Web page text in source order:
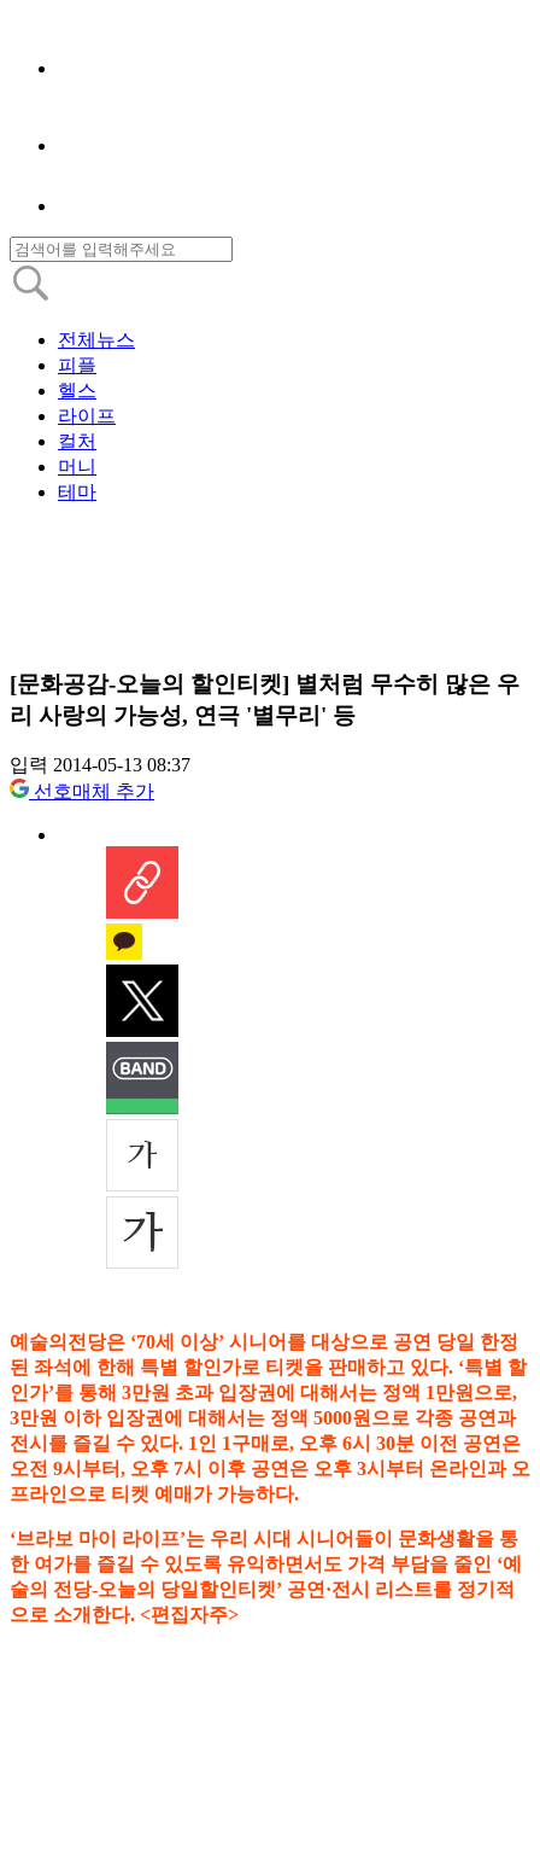
전체뉴스
피플
헬스
라이프
컬처
머니
테마
[문화공감-오늘의 할인티켓] 별처럼 무수히 많은 우
리 사랑의 가능성, 연극 '별무리' 등
입력 2014-05-13 08:37
선호매체 추가
예술의전당은 ‘70세 이상’ 시니어를 대상으로 공연 당일 한정
된 좌석에 한해 특별 할인가로 티켓을 판매하고 있다. ‘특별 할
인가’를 통해 3만원 초과 입장권에 대해서는 정액 1만원으로,
3만원 이하 입장권에 대해서는 정액 5000원으로 각종 공연과
전시를 즐길 수 있다. 1인 1구매로, 오후 6시 30분 이전 공연은
오전 9시부터, 오후 7시 이후 공연은 오후 3시부터 온라인과 오
프라인으로 티켓 예매가 가능하다.
‘브라보 마이 라이프’는 우리 시대 시니어들이 문화생활을 통
한 여가를 즐길 수 있도록 유익하면서도 가격 부담을 줄인 ‘예
술의 전당-오늘의 당일할인티켓’ 공연·전시 리스트를 정기적
으로 소개한다. <편집자주>